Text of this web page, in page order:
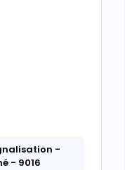
-
- 9016